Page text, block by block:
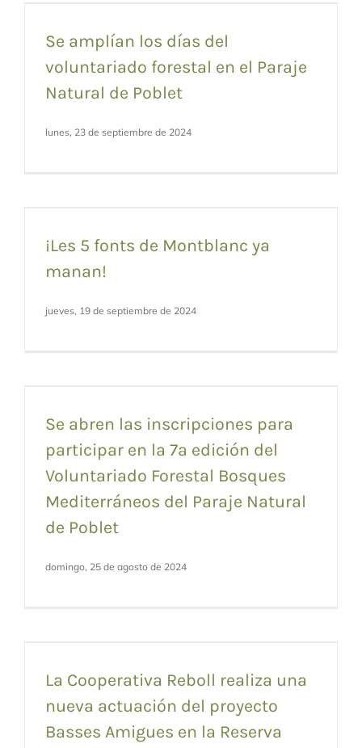
Se amplían los días del
voluntariado forestal en el Paraje
Natural de Poblet
lunes, 23 de septiembre de 2024
¡Les 5 fonts de Montblanc ya
manan!
jueves, 19 de septiembre de 2024
Se abren las inscripciones para
participar en la 7ª edición del
Voluntariado Forestal Bosques
Mediterráneos del Paraje Natural
de Poblet
domingo, 25 de agosto de 2024
La Cooperativa Reboll realiza una
nueva actuación del proyecto
Basses Amigues en la Reserva